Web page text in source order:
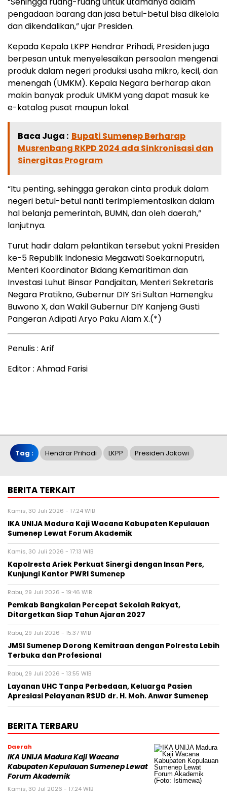
pengadaan barang dan jasa betul-betul bisa dikelola
dan dikendalikan,” ujar Presiden.
Kepada Kepala LKPP Hendrar Prihadi, Presiden juga
berpesan untuk menyelesaikan persoalan mengenai
produk dalam negeri produksi usaha mikro, kecil, dan
menengah (UMKM). Kepala Negara berharap akan
makin banyak produk UMKM yang dapat masuk ke
e-katalog pusat maupun lokal.
Baca Juga : Bupati Sumenep Berharap
Musrenbang RKPD 2024 ada Sinkronisasi dan
Sinergitas Program
“Itu penting, sehingga gerakan cinta produk dalam
negeri betul-betul nanti terimplementasikan dalam
hal belanja pemerintah, BUMN, dan oleh daerah,”
lanjutnya.
Turut hadir dalam pelantikan tersebut yakni Presiden
ke-5 Republik Indonesia Megawati Soekarnoputri,
Menteri Koordinator Bidang Kemaritiman dan
Investasi Luhut Binsar Pandjaitan, Menteri Sekretaris
Negara Pratikno, Gubernur DIY Sri Sultan Hamengku
Buwono X, dan Wakil Gubernur DIY Kanjeng Gusti
Pangeran Adipati Aryo Paku Alam X.(*)
Penulis : Arif
Editor : Ahmad Farisi
Tag : Hendrar Prihadi LKPP Presiden Jokowi
BERITA TERKAIT
Kamis, 30 Juli 2026 - 17:24 WIB
IKA UNIJA Madura Kaji Wacana Kabupaten Kepulauan
Sumenep Lewat Forum Akademik
Kamis, 30 Juli 2026 - 17:13 WIB
Kapolresta Ariek Perkuat Sinergi dengan Insan Pers,
Kunjungi Kantor PWRI Sumenep
Rabu, 29 Juli 2026 - 19:46 WIB
Pemkab Bangkalan Percepat Sekolah Rakyat,
Ditargetkan Siap Tahun Ajaran 2027
Rabu, 29 Juli 2026 - 15:37 WIB
JMSI Sumenep Dorong Kemitraan dengan Polresta Lebih
Terbuka dan Profesional
Rabu, 29 Juli 2026 - 13:55 WIB
Layanan UHC Tanpa Perbedaan, Keluarga Pasien
Apresiasi Pelayanan RSUD dr. H. Moh. Anwar Sumenep
BERITA TERBARU
Daerah
IKA UNIJA Madura Kaji Wacana
Kabupaten Kepulauan Sumenep Lewat
Forum Akademik
Kamis, 30 Jul 2026 - 17:24 WIB